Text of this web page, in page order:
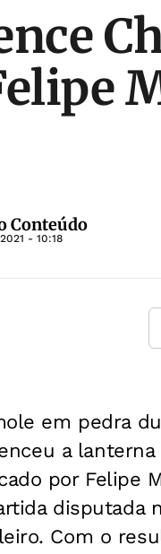
Conteúdo
- 10:18
em pedra
a
por Felipe
disputada
Com o